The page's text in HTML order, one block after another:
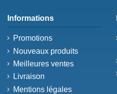
Informations
Promotions
Nouveaux produits
Meilleures ventes
Livraison
Mentions légales